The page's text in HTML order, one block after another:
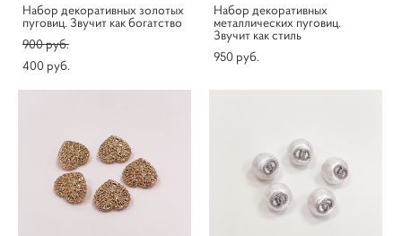
Набор декоративных золотых
пуговиц. Звучит как богатство
900 pуб.
400 pуб.
Набор декоративных
металлических пуговиц.
Звучит как стиль
950 pуб.